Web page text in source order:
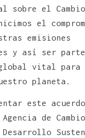
sobre el Cambio
el
emisiones
y así ser
global vital para
planeta.
este
de Cambio